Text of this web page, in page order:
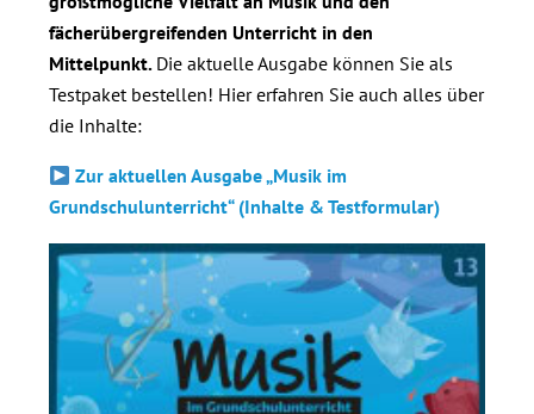
fächerübergreifenden Unterricht in den
Mittelpunkt. Die aktuelle Ausgabe können Sie als
Testpaket bestellen! Hier erfahren Sie auch alles über
die Inhalte:
Zur aktuellen Ausgabe „Musik im
Grundschulunterricht“ (Inhalte & Testformular)